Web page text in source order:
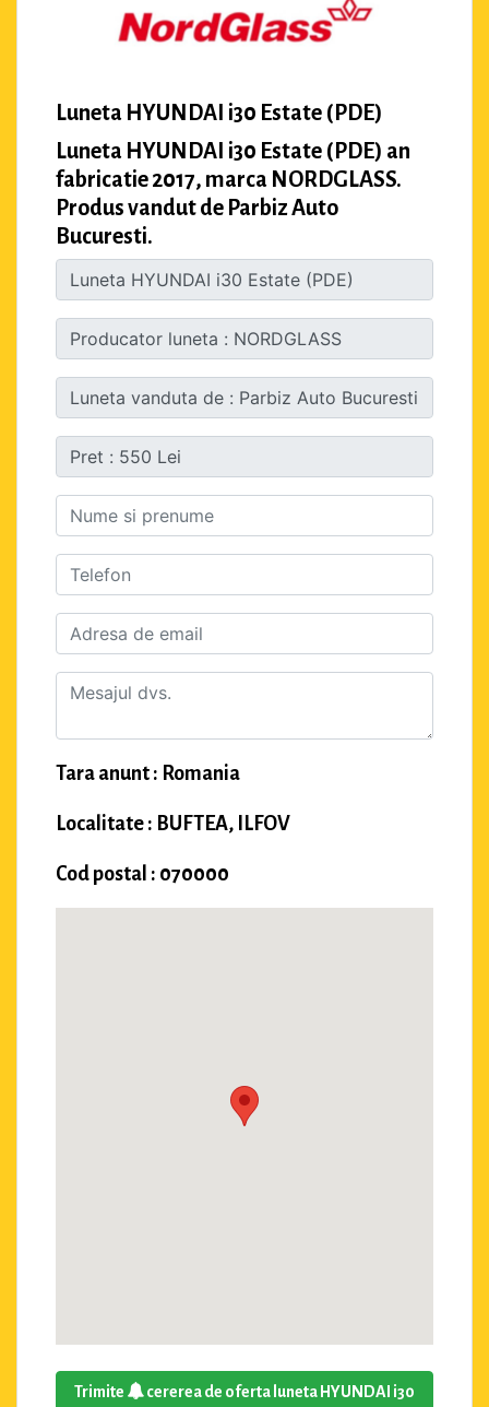
Luneta HYUNDAI i30 Estate (PDE)
Luneta HYUNDAI i30 Estate (PDE) an
fabricatie 2017, marca NORDGLASS.
Produs vandut de Parbiz Auto
Bucuresti.
Tara anunt : Romania
Localitate : BUFTEA, ILFOV
Cod postal : 070000
Trimite
cererea de oferta luneta HYUNDAI i30